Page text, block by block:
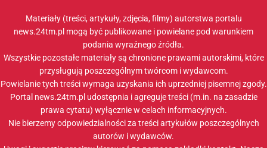
Materiały (treści, artykuły, zdjęcia, filmy) autorstwa portalu
news.24tm.pl mogą być publikowane i powielane pod warunkiem
podania wyraźnego źródła.
Wszystkie pozostałe materiały są chronione prawami autorskimi, które
przysługują poszczególnym twórcom i wydawcom.
Powielanie tych treści wymaga uzyskania ich uprzedniej pisemnej zgody.
Portal news.24tm.pl udostępnia i agreguje treści (m.in. na zasadzie
prawa cytatu) wyłącznie w celach informacyjnych.
Nie bierzemy odpowiedzialności za treści artykułów poszczególnych
autorów i wydawców.